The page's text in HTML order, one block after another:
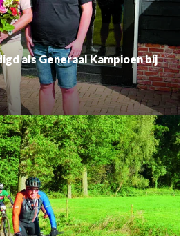
als Generaal Kampioen bij